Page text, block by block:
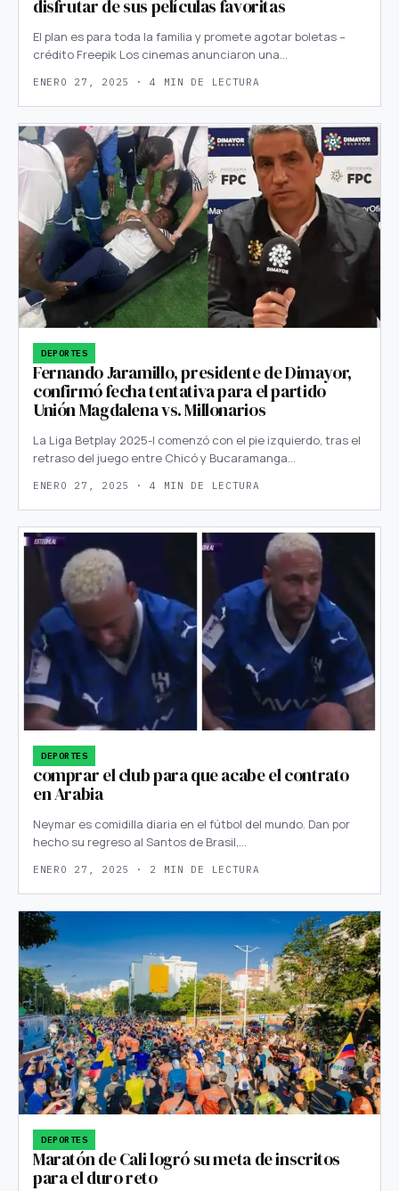
disfrutar de sus películas favoritas
El plan es para toda la familia y promete agotar boletas –
crédito Freepik Los cinemas anunciaron una…
ENERO 27, 2025 · 4 MIN DE LECTURA
DEPORTES
Fernando Jaramillo, presidente de Dimayor,
confirmó fecha tentativa para el partido
Unión Magdalena vs. Millonarios
La Liga Betplay 2025-I comenzó con el pie izquierdo, tras el
retraso del juego entre Chicó y Bucaramanga…
ENERO 27, 2025 · 4 MIN DE LECTURA
DEPORTES
comprar el club para que acabe el contrato
en Arabia
Neymar es comidilla diaria en el fútbol del mundo. Dan por
hecho su regreso al Santos de Brasil,…
ENERO 27, 2025 · 2 MIN DE LECTURA
DEPORTES
Maratón de Cali logró su meta de inscritos
para el duro reto